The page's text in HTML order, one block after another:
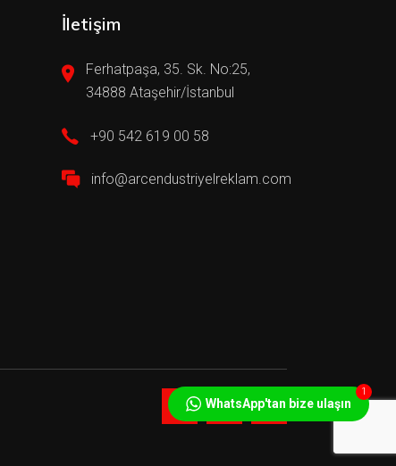
İletişim
Ferhatpaşa, 35. Sk. No:25,
34888 Ataşehir/İstanbul
+90 542 619 00 58
info@arcendustriyelreklam.com
WhatsApp'tan bize ulaşın
1